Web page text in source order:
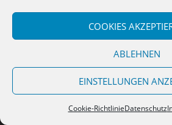
COOKIES
ABLEHNEN
EINSTELLUNGEN
Cookie-RichtlinieDatenschutz
Bücher